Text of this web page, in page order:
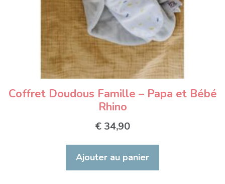
Coffret Doudous Famille – Papa et Bébé
Rhino
€ 34,90
Ajouter au panier